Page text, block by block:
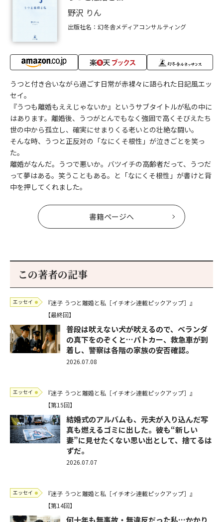
野沢 りん
出版社名：幻冬舎メディアコンサルティング
うつと付き合いながら過ごす日常が赤裸々に語られた日記風エッ
セイ。
『うつも離婚もええじゃないか』というサブタイトルが私の中に
はあります。離婚後、うつがとんでもなく強固で高くそびえたち
世の中から孤立し、確実にせまりくる老いとの壮絶な闘い。
そんな時、うつと正反対の「なにくそ根性」が泣きごとを笑っ
た。
離婚がなんだ。うつで悪いか。バツイチの高齢者だって、うつだ
って夢はある。笑うこともある。と「なにくそ根性」が書けと背
中を押してくれました。
書籍ページへ
この著者の記事
エッセイ
『迷子 うつと離婚と私［イチオシ連載ピックアップ］』
【最終回】
普段は吠えない犬が吠えるので、ベランダ
の真下をのぞくと…パトカー、救急車が到
着し、警察は各階の家族の安否確認。
2026.07.08
エッセイ
『迷子 うつと離婚と私［イチオシ連載ピックアップ］』
【第15回】
結婚式のアルバムも、元夫が入り込んだ写
真も燃えるゴミに出した。彼も“新しい
妻”に見せたくない思い出として、捨てるは
ずだ。
2026.07.07
エッセイ
『迷子 うつと離婚と私［イチオシ連載ピックアップ］』
【第14回】
何十年も無事故・無違反だった私…かかり